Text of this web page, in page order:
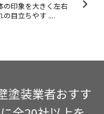
の印象を大きく左右
の目立ちやす ....
塗装業者おすす